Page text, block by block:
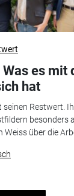
es mit
hat
seinen Restwert.
besonders
über die